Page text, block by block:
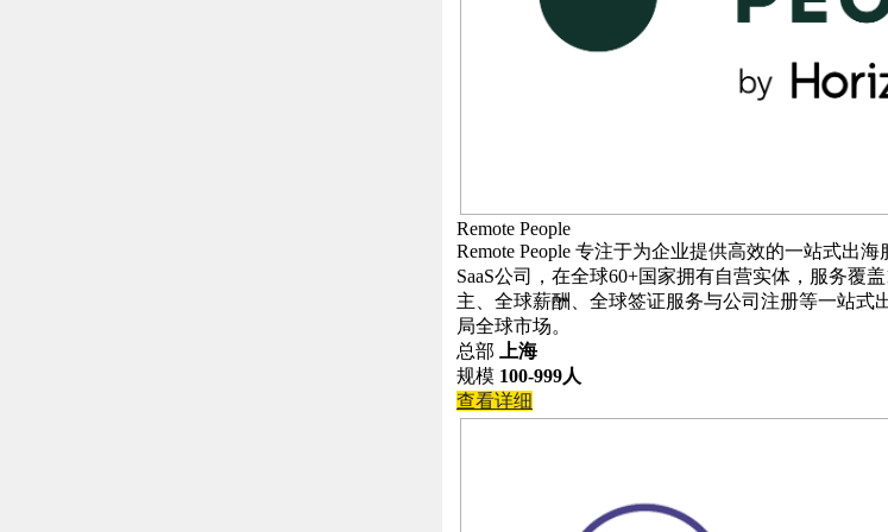
Remote People
Remote People 专注于为企业提供高效的一站式出
SaaS公司，在全球60+国家拥有自营实体，服务覆
主、全球薪酬、全球签证服务与公司注册等一站式
局全球市场。
总部
上海
规模 100-999人
查看详细